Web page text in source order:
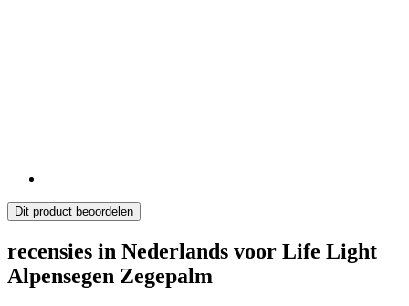
Dit product beoordelen
recensies in Nederlands voor Life Light
Alpensegen Zegepalm